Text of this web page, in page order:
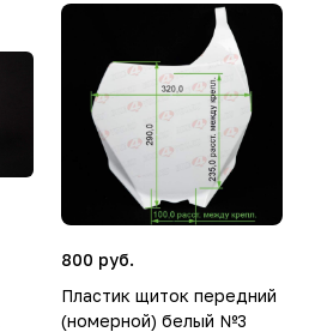
800 руб.
Пластик щиток передний
(номерной) белый №3